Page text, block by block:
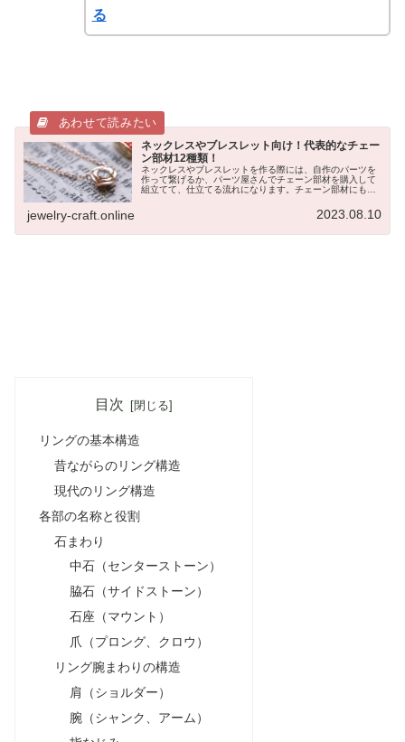
る
ネックレスやブレスレット向け！代表的なチェー
ン部材12種類！
ネックレスやブレスレットを作る際には、自作のパーツを
作って繋げるか、パーツ屋さんでチェーン部材を購入して
組立てて、仕立てる流れになります。チェーン部材にも
jewelry-craft.online 2023.08.10
目次
リングの基本構造
昔ながらのリング構造
現代のリング構造
各部の名称と役割
石まわり
中石（センターストーン）
脇石（サイドストーン）
石座（マウント）
爪（プロング、クロウ）
リング腕まわりの構造
肩（ショルダー）
腕（シャンク、アーム）